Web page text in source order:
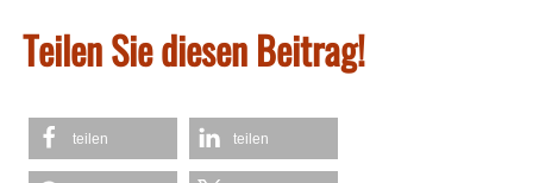
Teilen Sie diesen Beitrag!
teilen teilen